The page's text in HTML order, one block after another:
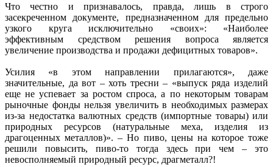
Что честно и признавалось, правда, лишь в строго
засекреченном документе, предназначенном для предельно
узкого круга исключительно «своих»: «Наиболее
эффективным средством решения вопроса является
увеличение производства и продажи дефицитных товаров».
Усилия «в этом направлении прилагаются», даже
значительные, да вот – хоть тресни – «выпуск ряда изделий
еще не успевает за ростом спроса, а по некоторым товарам
рыночные фонды нельзя увеличить в необходимых размерах
из-за недостатка валютных средств (импортные товары) или
природных ресурсов (натуральные меха, изделия из
драгоценных металлов)». – Но пиво, цены на которое тоже
решили повысить, пиво-то тогда здесь при чем – это
невосполняемый природный ресурс, драгметалл?!